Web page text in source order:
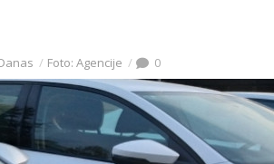
Foto: Agencije 0